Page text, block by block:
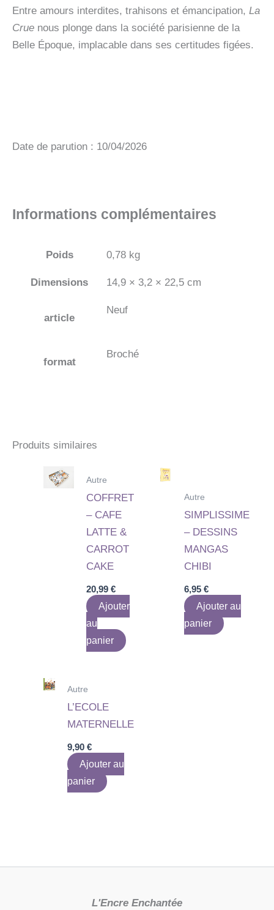
Entre amours interdites, trahisons et émancipation, La
Crue nous plonge dans la société parisienne de la
Belle Époque, implacable dans ses certitudes figées.
Date de parution : 10/04/2026
Informations complémentaires
Poids 0,78 kg
Dimensions 14,9 × 3,2 × 22,5 cm
article
Neuf
format
Broché
Produits similaires
Autre
COFFRET
– CAFE
LATTE &
CARROT
CAKE
20,99€
Ajouter
au
panier
Autre
SIMPLISSIME
– DESSINS
MANGAS
CHIBI
6,95 €
Ajouter au
panier
Autre
L’ECOLE
MATERNELLE
9,90€
Ajouter au
panier
L'Encre Enchantée